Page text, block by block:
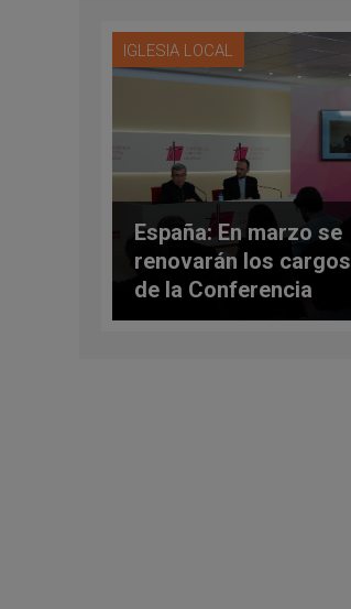
IGLESIA LOCAL
España: En marzo se
renovarán los cargos
de la Conferencia
Episcopal